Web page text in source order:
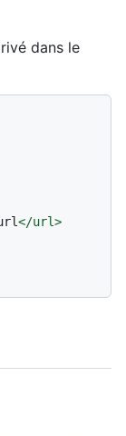
dans le
</url>